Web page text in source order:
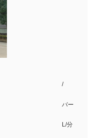
/
バー
L/分